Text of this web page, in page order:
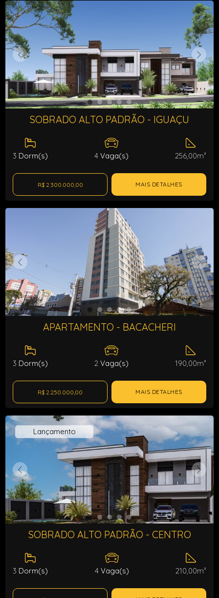
SOBRADO ALTO PADRÃO - IGUAÇU
3 Dorm(s) 4 Vaga(s) 256,00m²
R$ 2.300.000,00 MAIS DETALHES
APARTAMENTO - BACACHERI
3 Dorm(s) 2 Vaga(s) 190,00m²
R$ 2.250.000,00 MAIS DETALHES
Lançamento
SOBRADO ALTO PADRÃO - CENTRO
3 Dorm(s) 4 Vaga(s) 210,00m²